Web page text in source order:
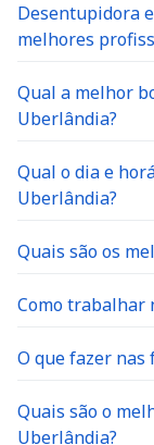
Desentupidora
melhores
Qual a melhor
Uberlândia?
Qual o dia e
Uberlândia?
Quais são os
Como trabalhar
O que fazer nas
Quais são o
Uberlândia?